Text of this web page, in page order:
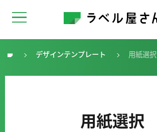
トップ デザインテンプレート 用紙選択
用紙選択